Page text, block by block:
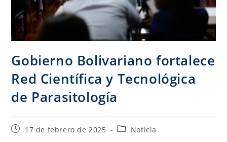
Gobierno Bolivariano fortalece
Red Científica y Tecnológica
de Parasitología
17 de febrero de 2025 Noticia